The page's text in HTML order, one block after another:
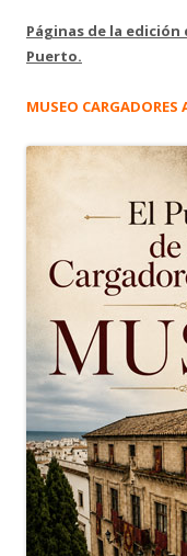
Páginas de la edición
Puerto.
MUSEO CARGADORES